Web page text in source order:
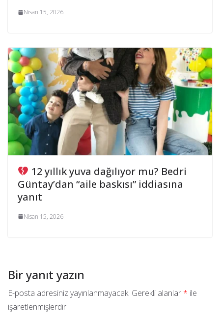
Nisan 15, 2026
12 yıllık yuva dağılıyor mu? Bedri
Güntay’dan “aile baskısı” iddiasına
yanıt
Nisan 15, 2026
Bir yanıt yazın
E-posta adresiniz yayınlanmayacak. Gerekli alanlar * ile
işaretlenmişlerdir